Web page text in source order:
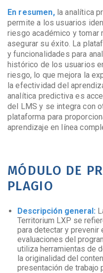
En resumen,la analítica
permite a los usuarios
riesgo académico y tomar
asegurar su éxito. La
y funcionalidades para
histórico de los usuarios
riesgo, lo que mejora la
la efectividad del
analítica predictiva es
del LMS y se integra con
plataforma para
aprendizaje en línea
MÓDULO DE
PLAGIO
Descripción general:
Territorium LXP se
para detectar y
evaluaciones del
utiliza herramientas de
la originalidad del
presentación de trabajo